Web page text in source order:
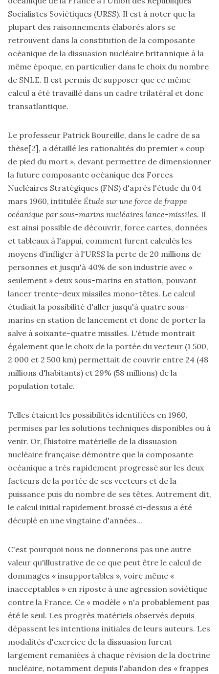
Socialistes Soviétiques (URSS). Il est à noter que la
plupart des raisonnements élaborés alors se
retrouvent dans la constitution de la composante
océanique de la dissuasion nucléaire britannique à la
même époque, en particulier dans le choix du nombre
de SNLE. Il est permis de supposer que ce même
calcul a été travaillé dans un cadre trilatéral et donc
transatlantique.
Le professeur Patrick Boureille, dans le cadre de sa
thèse[2], a détaillé les rationalités du premier « coup
de pied du mort », devant permettre de dimensionner
la future composante océanique des Forces
Nucléaires Stratégiques (FNS) d'après l'étude du 04
mars 1960, intitulée Étude sur une force de frappe
océanique par sous-marins nucléaires lance-missiles. Il
est ainsi possible de découvrir, force cartes, données
et tableaux à l'appui, comment furent calculés les
moyens d'infliger à l'URSS la perte de 20 millions de
personnes et jusqu'à 40% de son industrie avec «
seulement » deux sous-marins en station, pouvant
lancer trente-deux missiles mono-têtes. Le calcul
étudiait la possibilité d'aller jusqu'à quatre sous-
marins en station de lancement et donc de porter la
salve à soixante-quatre missiles. L'étude montrait
également que le choix de la portée du vecteur (1 500,
2 000 et 2 500 km) permettait de couvrir entre 24 (48
millions d'habitants) et 29% (58 millions) de la
population totale.
Telles étaient les possibilités identifiées en 1960,
permises par les solutions techniques disponibles ou à
venir. Or, l’histoire matérielle de la dissuasion
nucléaire française démontre que la composante
océanique a très rapidement progressé sur les deux
facteurs de la portée de ses vecteurs et de la
puissance puis du nombre de ses têtes. Autrement dit,
le calcul initial rapidement brossé ci-dessus a été
décuplé en une vingtaine d'années...
C'est pourquoi nous ne donnerons pas une autre
valeur qu'illustrative de ce que peut être le calcul de
dommages « insupportables », voire même «
inacceptables » en riposte à une agression soviétique
contre la France. Ce « modèle » n'a probablement pas
été le seul. Les progrès matériels observés depuis
dépassent les intentions initiales de leurs auteurs. Les
modalités d'exercice de la dissuasion furent
largement remaniées à chaque révision de la doctrine
nucléaire, notamment depuis l'abandon des « frappes